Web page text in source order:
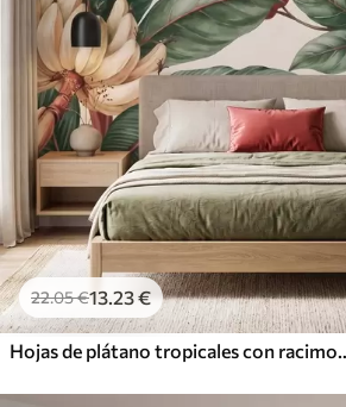
22.05€13 .23€